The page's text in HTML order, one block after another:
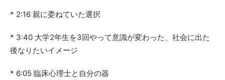
* 2:16 親に委ねていた選択
* 3:40 大学2年生を3回やって意識が変わった、社会に出た
後なりたいイメージ
* 6:05 臨床心理士と自分の器